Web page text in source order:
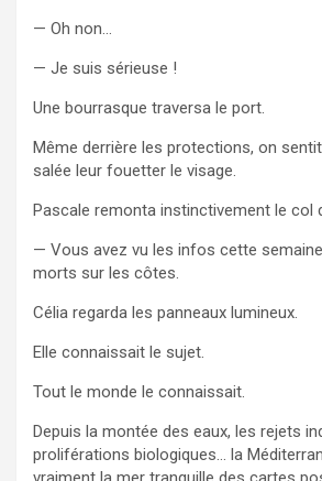
— Oh non…
— Je suis sérieuse !
Une bourrasque traversa le port.
Même derrière les protections, on
salée leur fouetter le visage.
Pascale remonta instinctivement le col
— Vous avez vu les infos cette
morts sur les côtes.
Célia regarda les panneaux lumineux.
Elle connaissait le sujet.
Tout le monde le connaissait.
Depuis la montée des eaux, les rejets
proliférations biologiques… la